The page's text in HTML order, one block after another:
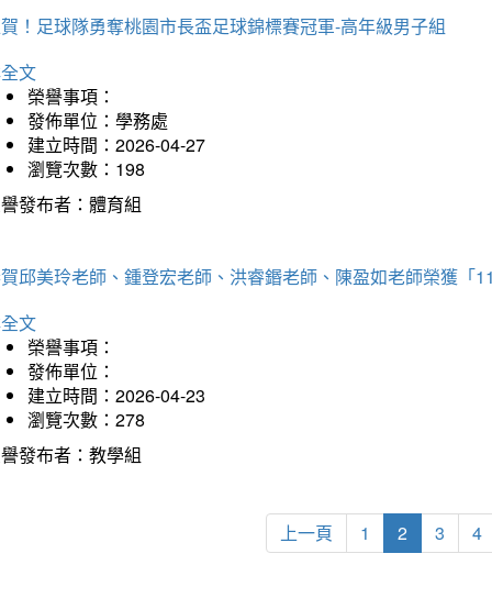
！足球隊勇奪桃園市長盃足球錦標賽冠軍-高年級男子組
文
榮譽事項：
發佈單位：學務處
建立時間：2026-04-27
瀏覽次數：198
發布者：體育組
邱美玲老師、鍾登宏老師、洪睿鍲老師、陳盈如老師榮獲「
文
榮譽事項：
發佈單位：
建立時間：2026-04-23
瀏覽次數：278
發布者：教學組
上一頁 1 2 3 4